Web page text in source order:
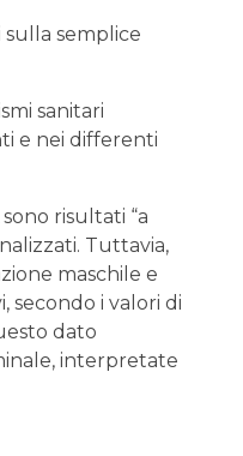
semplice
sanitari
e nei differenti
risultati “a
Tuttavia,
maschile e
secondo i valori di
dato
interpretate